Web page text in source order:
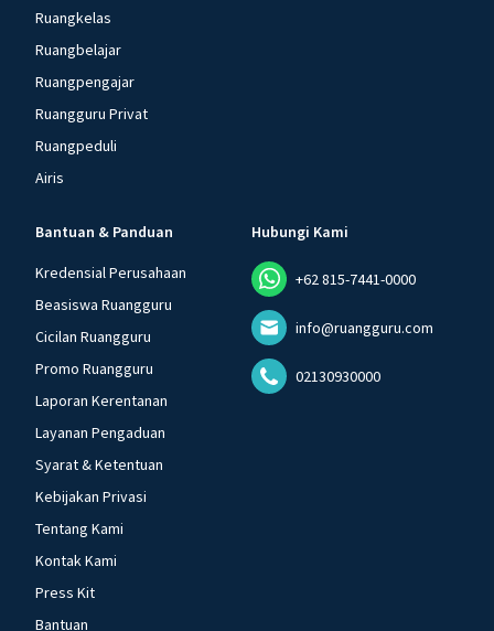
Ruangkelas
Ruangbelajar
Ruangpengajar
Ruangguru Privat
Ruangpeduli
Airis
Bantuan & Panduan
Kredensial Perusahaan
Beasiswa Ruangguru
Cicilan Ruangguru
Promo Ruangguru
Laporan Kerentanan
Layanan Pengaduan
Syarat & Ketentuan
Kebijakan Privasi
Tentang Kami
Kontak Kami
Press Kit
Bantuan
Hubungi Kami
+62 815-7441-0000
info@ruangguru.com
02130930000